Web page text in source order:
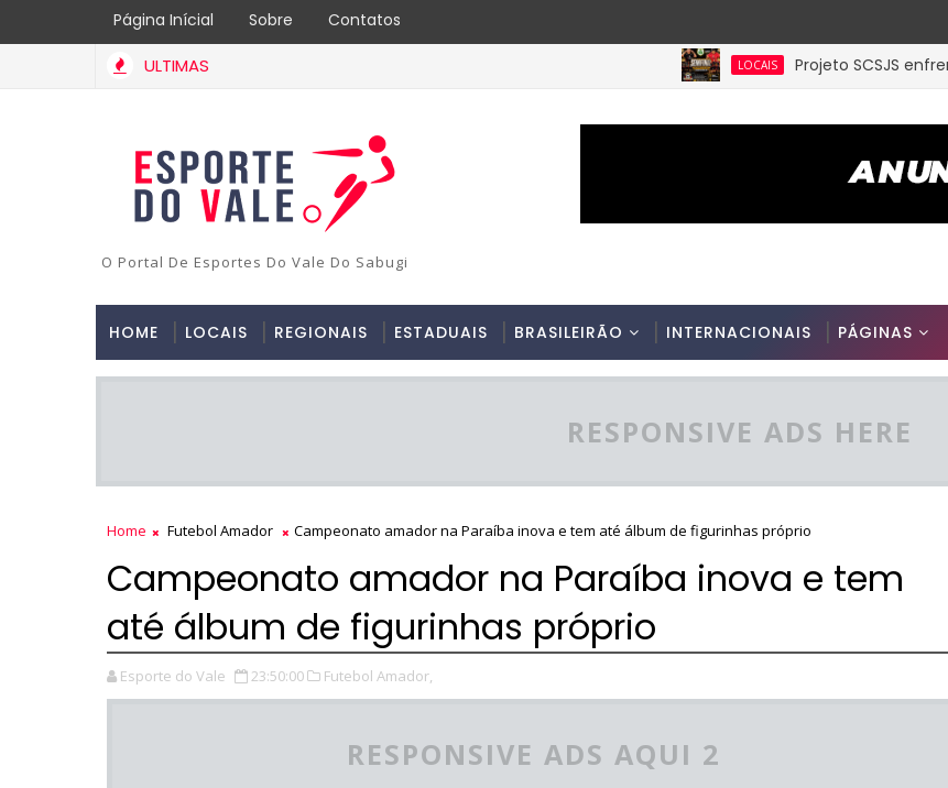
Página Inícial Sobre Contatos
ULTIMAS LOCAIS Projeto SCSJS enfrentará
O Portal De Esportes Do Vale Do Sabugi
HOME LOCAIS REGIONAIS ESTADUAIS BRASILEIRÃO INTERNACIONAIS PÁGINAS
RESPONSIVE ADS HERE
Home Futebol Amador Campeonato amador na Paraíba inova e tem até álbum de figurinhas próprio
Campeonato amador na Paraíba inova e tem
até álbum de figurinhas próprio
Esporte do Vale 23:50:00 Futebol Amador,
RESPONSIVE ADS AQUI 2